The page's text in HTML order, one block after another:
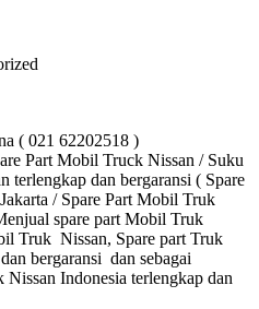
( 021 62202518 )
Part Mobil Truck Nissan / Suku
terlengkap dan bergaransi ( Spare
/ Spare Part Mobil Truk
spare part Mobil Truk
Truk Nissan, Spare part Truk
bergaransi dan sebagai
Indonesia terlengkap dan